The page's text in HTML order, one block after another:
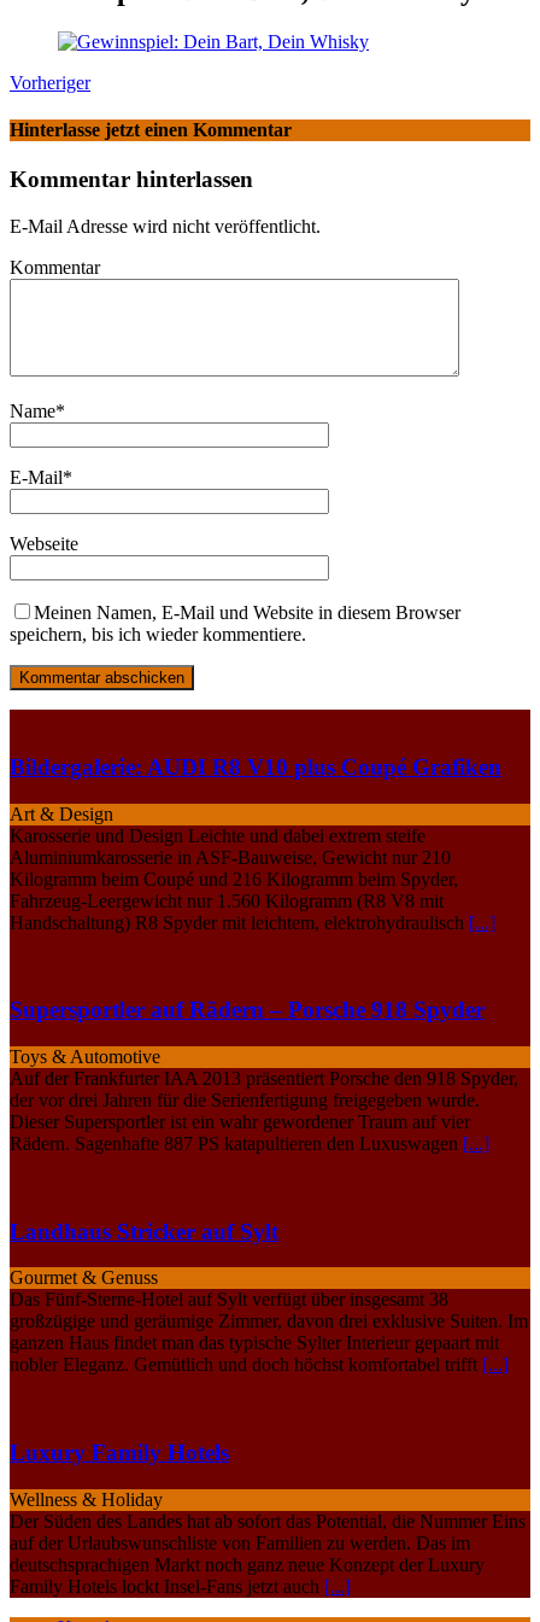
Vorheriger
Hinterlasse jetzt einen Kommentar
Kommentar hinterlassen
E-Mail Adresse wird nicht veröffentlicht.
Kommentar
Name*
E-Mail*
Webseite
Meinen Namen, E-Mail und Website in diesem Browser
speichern, bis ich wieder kommentiere.
Bildergalerie: AUDI R8 V10 plus Coupé Grafiken
Art & Design
Karosserie und Design Leichte und dabei extrem steife
Aluminiumkarosserie in ASF-Bauweise, Gewicht nur 210
Kilogramm beim Coupé und 216 Kilogramm beim Spyder,
Fahrzeug-Leergewicht nur 1.560 Kilogramm (R8 V8 mit
Handschaltung) R8 Spyder mit leichtem, elektrohydraulisch [...]
Supersportler auf Rädern – Porsche 918 Spyder
Toys & Automotive
Auf der Frankfurter IAA 2013 präsentiert Porsche den 918 Spyder,
der vor drei Jahren für die Serienfertigung freigegeben wurde.
Dieser Supersportler ist ein wahr gewordener Traum auf vier
Rädern. Sagenhafte 887 PS katapultieren den Luxuswagen [...]
Landhaus Stricker auf Sylt
Gourmet & Genuss
Das Fünf-Sterne-Hotel auf Sylt verfügt über insgesamt 38
großzügige und geräumige Zimmer, davon drei exklusive Suiten. Im
ganzen Haus findet man das typische Sylter Interieur gepaart mit
nobler Eleganz. Gemütlich und doch höchst komfortabel trifft [...]
Luxury Family Hotels
Wellness & Holiday
Der Süden des Landes hat ab sofort das Potential, die Nummer Eins
auf der Urlaubswunschliste von Familien zu werden. Das im
deutschsprachigen Markt noch ganz neue Konzept der Luxury
Family Hotels lockt Insel-Fans jetzt auch [...]